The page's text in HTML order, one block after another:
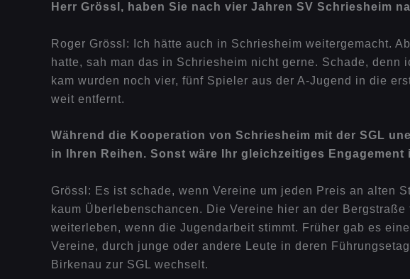
Herr Grössl, haben Sie nach vier Jahren SV Schriesheim
Roger Grössl: Ich hätte auch in Schriesheim weitergemacht.
hatte, sah man das in Schriesheim nicht gerne. Schade,
kam wurden noch vier, fünf Spieler aus der A-Jugend in die
weit entfernt.
Während die Kooperation von Schriesheim mit der SGL
in Ihren Reihen. Sonst wäre Ihr gleichzeitiges
Grössl: Es ist schade, wenn Vereine um jeden Preis an alten
kaum Überlebenschancen. Die Vereine hier an der
weiterleben, wenn die Jugendarbeit stimmt. Früher gab es
Vereine, durch junge oder andere Leute in deren
Birkenau zur SGL wechselt.